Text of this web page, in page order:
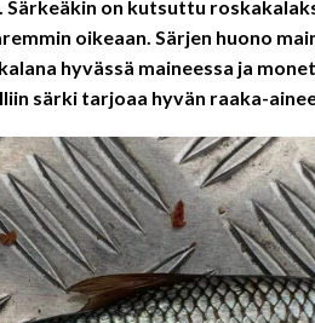
on kutsuttu
oikeaan. Särjen huono
hyvässä maineessa ja
särki tarjoaa hyvän raaka-